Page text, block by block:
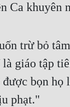
Ca khuyên
trừ bỏ
giáo tập
bọn họ
phạt."